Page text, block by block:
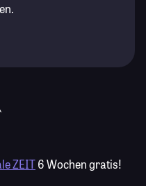
ZEIT6 Wochen gratis!